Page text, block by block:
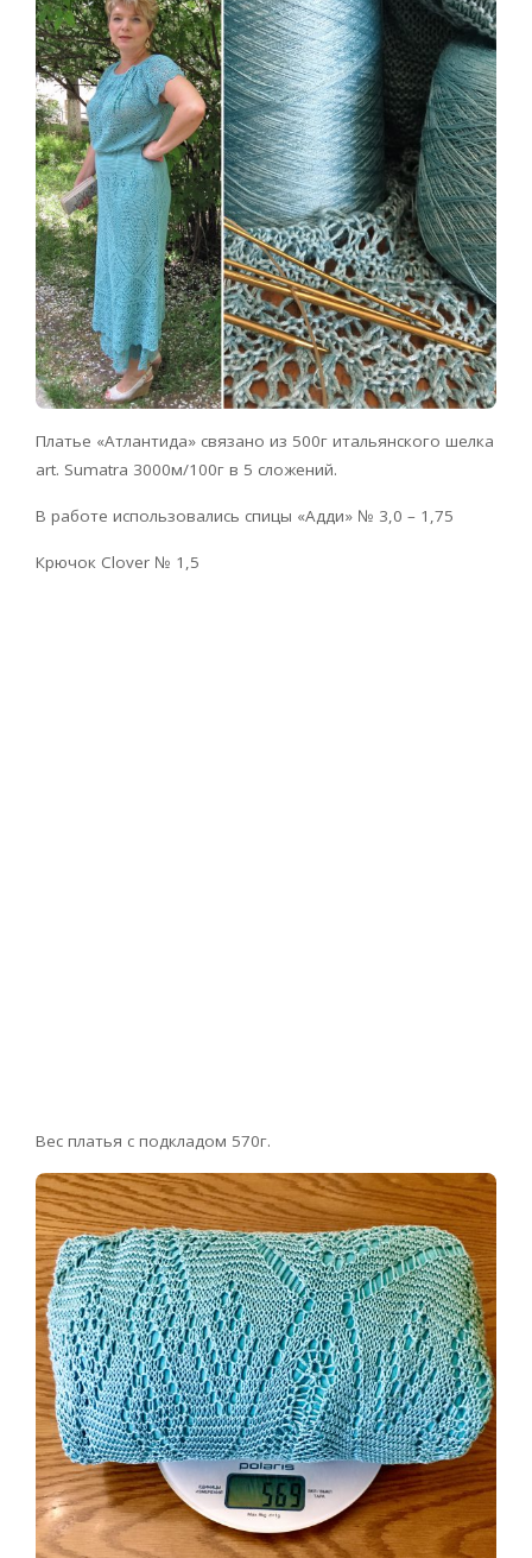
Платье «Атлантида» связано из 500г итальянского шелка
art. Sumatra 3000м/100г в 5 сложений.
В работе использовались спицы «Адди» № 3,0 – 1,75
Крючок Clover № 1,5
Вес платья с подкладом 570г.